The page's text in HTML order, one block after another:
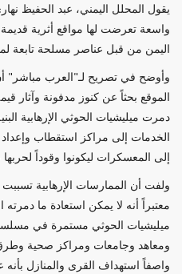
يقول المحلل اليمني، عبد الحفيظ
واسعة تعرضت لها مواقع أثرية
اليمن من قبل عناصر مسلحة تابعة
وأوضح في تصريح لـ"العرب مباشر"
الموقع بحثاً عن كنوز مدفونة وآثار
دمرت ميليشيات الحوثي الإرهابية
الخدمات إلى مراكز استقطاب وإعداد
إلى المعسكرات ليكونوا وقوداً لحربها
ولفت أن الممارسات الإرهابية
معتبراً أنه لا يمكن استعادة ما
ميليشيات الحوثي مستمرة في
ومعاهد وجامعات ومراكز صحية
واصفاً استهداف القرى والمنازل